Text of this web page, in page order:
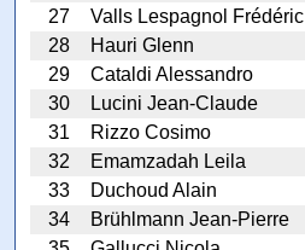
27
Valls Lespagnol Frédéric
28
Hauri Glenn
29
Cataldi Alessandro
30
Lucini Jean-Claude
31
Rizzo Cosimo
32
Emamzadah Leila
33
Duchoud Alain
34
Brühlmann Jean-Pierre